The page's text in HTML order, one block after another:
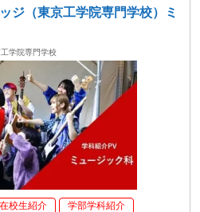
ジ（東京工学院専門学校）ミ
学院専門学校
在校生紹介 学部学科紹介